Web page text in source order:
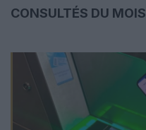
CONSULTÉS DU MOIS